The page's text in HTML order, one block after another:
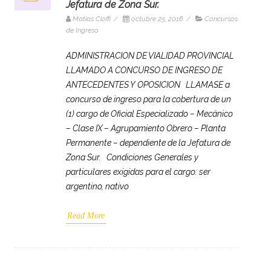
Jefatura de Zona Sur.
Matias Cioffi / octubre 25, 2016 /
Concursos
de Ingreso
ADMINISTRACION DE VIALIDAD PROVINCIAL
LLAMADO A CONCURSO DE INGRESO DE
ANTECEDENTES Y OPOSICION LLAMASE a
concurso de ingreso para la cobertura de un
(1) cargo de Oficial Especializado – Mecánico
– Clase IX – Agrupamiento Obrero – Planta
Permanente – dependiente de la Jefatura de
Zona Sur. Condiciones Generales y
particulares exigidas para el cargo: ser
argentino, nativo
Read More